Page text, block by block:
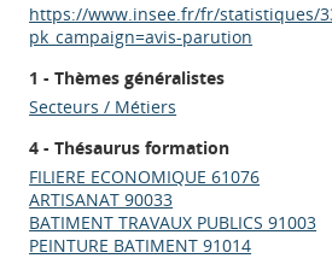
https://www.insee.fr/fr/statistiques/
pk_campaign=avis-parution
1 - Thèmes généralistes
Secteurs / Métiers
4 - Thésaurus formation
FILIERE ECONOMIQUE 61076
ARTISANAT 90033
BATIMENT TRAVAUX PUBLICS 91003
PEINTURE BATIMENT 91014